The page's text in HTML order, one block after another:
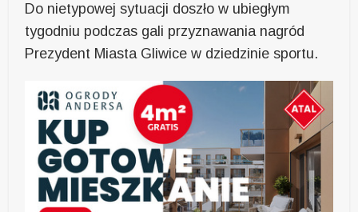
Do nietypowej sytuacji doszło w ubiegłym
tygodniu podczas gali przyznawania nagród
Prezydent Miasta Gliwice w dziedzinie sportu.